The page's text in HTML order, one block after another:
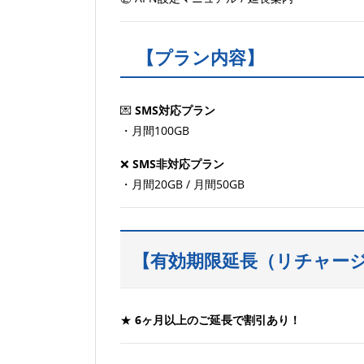
【プラン内容】
💌 SMS対応プラン
・月間100GB
❌ SMS非対応プラン
・月間20GB / 月間50GB
【有効期限延長（リチャー
★ 6ヶ月以上のご延長で割引あり！